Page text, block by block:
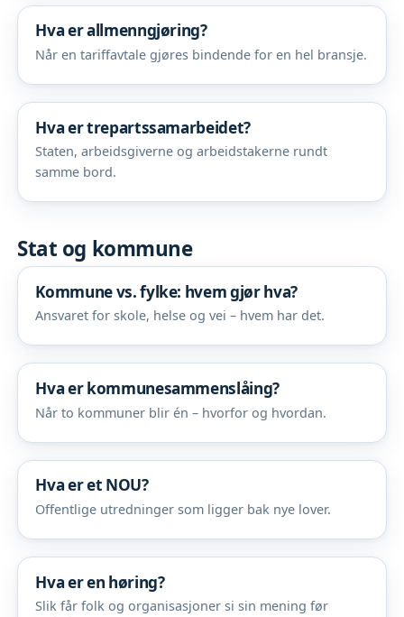
Hva er allmenngjøring?
Når en tariffavtale gjøres bindende for en hel bransje.
Hva er trepartssamarbeidet?
Staten, arbeidsgiverne og arbeidstakerne rundt
samme bord.
Stat og kommune
Kommune vs. fylke: hvem gjør hva?
Ansvaret for skole, helse og vei – hvem har det.
Hva er kommunesammenslåing?
Når to kommuner blir én – hvorfor og hvordan.
Hva er et NOU?
Offentlige utredninger som ligger bak nye lover.
Hva er en høring?
Slik får folk og organisasjoner si sin mening før